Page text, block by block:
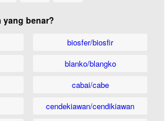
benar?
biosfer/biosfir
blanko/blangko
cabai/cabe
cendekiawan/cendikiawan